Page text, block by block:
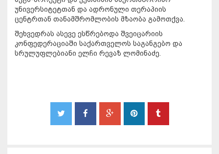
უნივერსიტეტთან და ადრონული თერაპიის
ცენტრთან თანამშრომლობის მზაობა გამოთქვა.
შეხვედრას ასევე ესწრებოდა შვეიცარიის
კონფედერაციაში საქართველოს საგანგებო და
სრულუფლებიანი ელჩი რევაზ ლომინაძე.